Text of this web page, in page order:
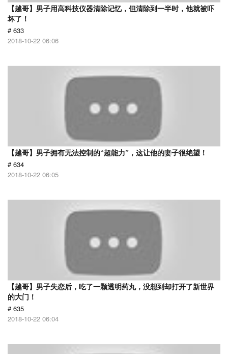
【越哥】男子用高科技仪器清除记忆，但清除到一半时，他就被吓
坏了！
# 633
2018-10-22 06:06
【越哥】男子拥有无法控制的“超能力”，这让他的妻子很绝望！
# 634
2018-10-22 06:05
【越哥】男子失恋后，吃了一颗透明药丸，没想到却打开了新世界
的大门！
# 635
2018-10-22 06:04